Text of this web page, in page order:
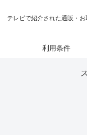
テレビで紹介された通販・
利用条件